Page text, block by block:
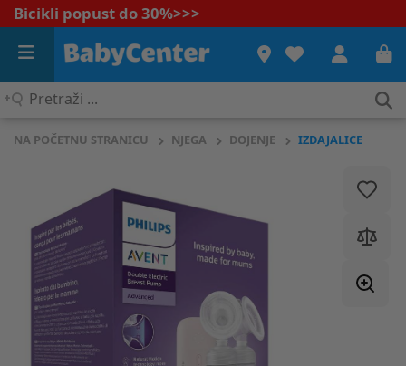
Bicikli popust do 30%>>>
Pretraži
NA POČETNU STRANICU NJEGA DOJENJE IZDAJALICE